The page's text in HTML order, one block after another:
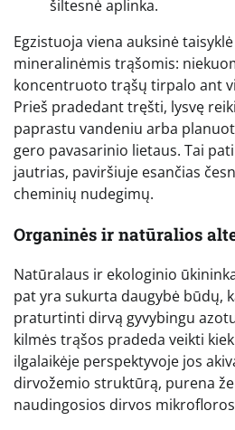
šiltesnė aplinka.
Egzistuoja viena auksinė
mineralinėmis trąšomis:
koncentruoto trąšų tirpalo ant
Prieš pradedant tręšti, lysvę
paprastu vandeniu arba
gero pavasarinio lietaus. Tai
jautrias, paviršiuje esančias
cheminių nudegimų.
Organinės ir natūralios
Natūralaus ir ekologinio
pat yra sukurta daugybė būdų,
praturtinti dirvą gyvybingu
kilmės trąšos pradeda veikti
ilgalaikėje perspektyvoje jos
dirvožemio struktūrą, purena
naudingosios dirvos